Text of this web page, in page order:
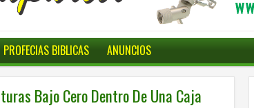
PROFECIAS BIBLICAS ANUNCIOS
Bajo Cero Dentro De Una Caja